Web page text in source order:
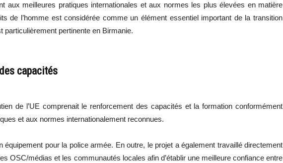
aux meilleures pratiques internationales et aux normes les plus élevées en matière
de l’homme est considérée comme un élément essentiel important de la transition
particulièrement pertinente en Birmanie.
capacités
de l’UE comprenait le renforcement des capacités et la formation conformément
et aux normes internationalement reconnues.
équipement pour la police armée. En outre, le projet a également travaillé directement
OSC/médias et les communautés locales afin d’établir une meilleure confiance entre